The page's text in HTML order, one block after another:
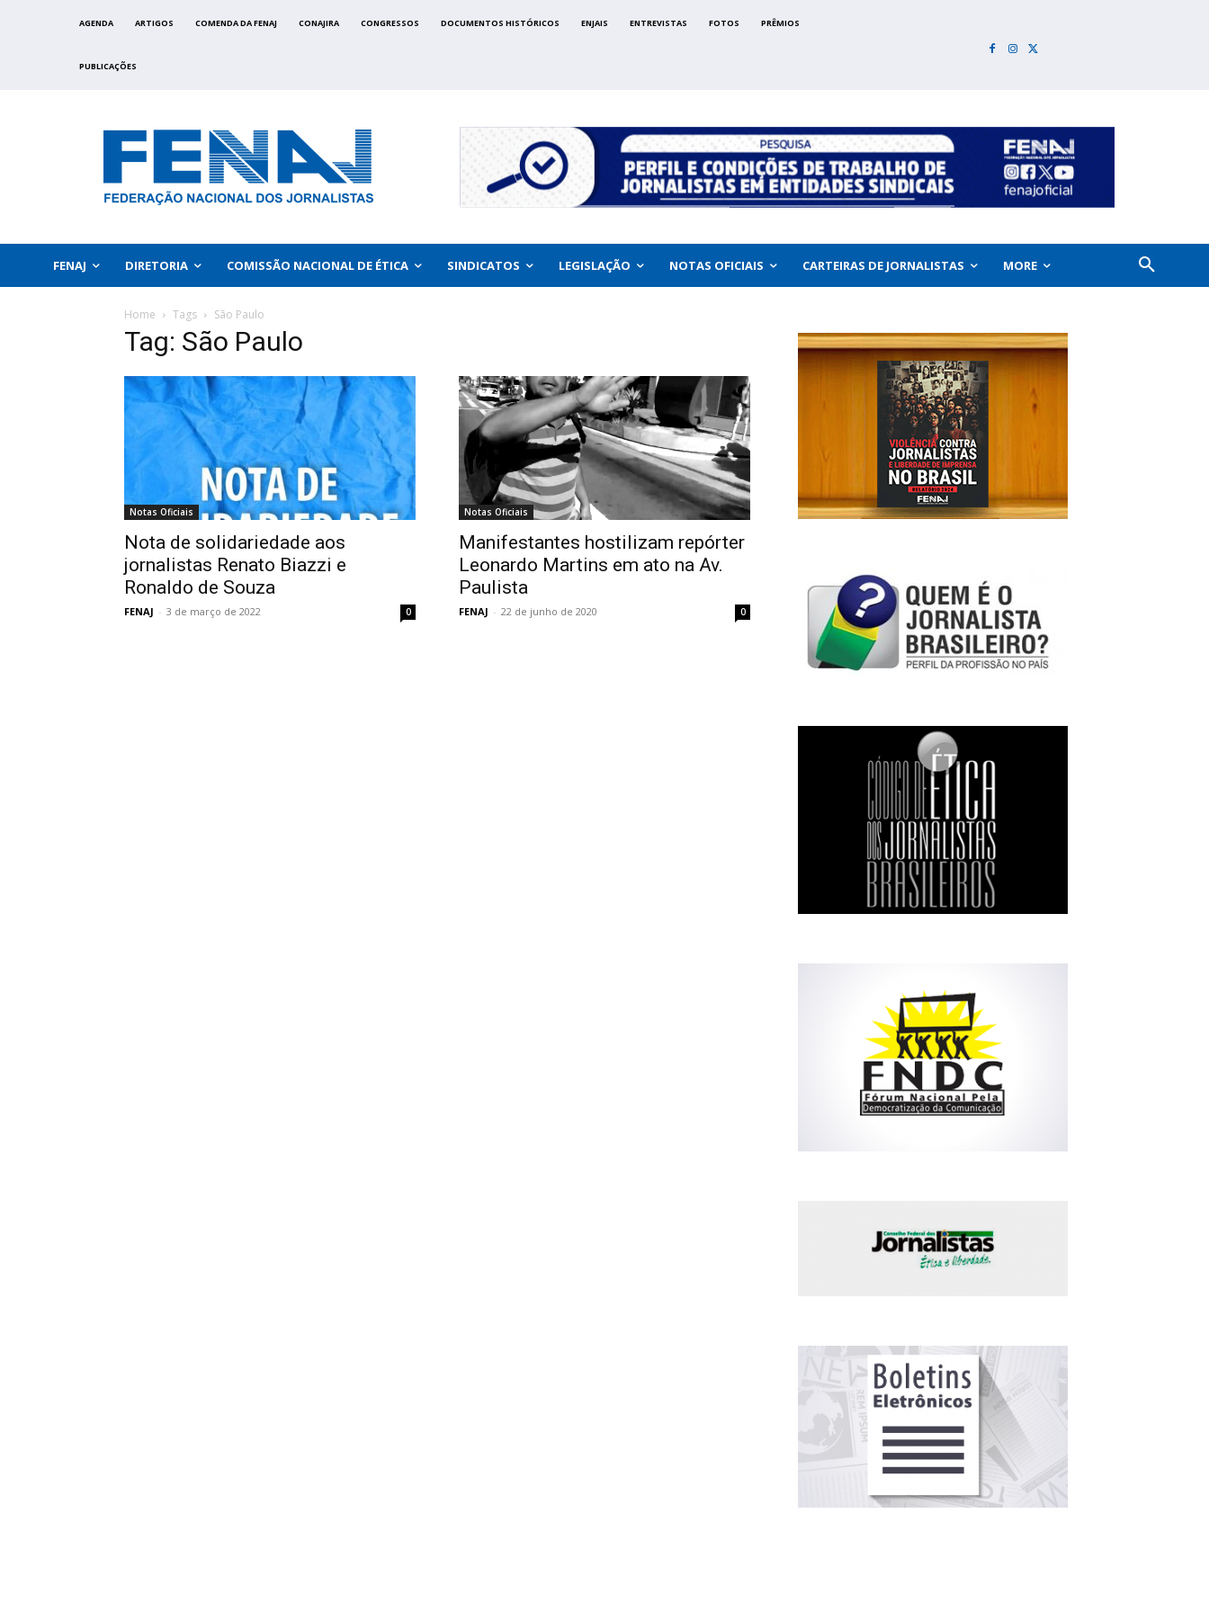
AGENDA ARTIGOS COMENDA DA FENAJ CONAJIRA CONGRESSOS DOCUMENTOS HISTÓRICOS ENJAIS ENTREVISTAS FOTOS PRÊMIOS
PUBLICAÇÕES
FENAJ DIRETORIA COMISSÃO NACIONAL DE ÉTICA SINDICATOS LEGISLAÇÃO NOTAS OFICIAIS CARTEIRAS DE JORNALISTAS MORE
Home Tags São Paulo
Tag: São Paulo
Notas Oficiais
Nota de solidariedade aos
jornalistas Renato Biazzi e
Ronaldo de Souza
FENAJ - 3 de março de 2022 0
Notas Oficiais
Manifestantes hostilizam repórter
Leonardo Martins em ato na Av.
Paulista
FENAJ - 22 de junho de 2020 0